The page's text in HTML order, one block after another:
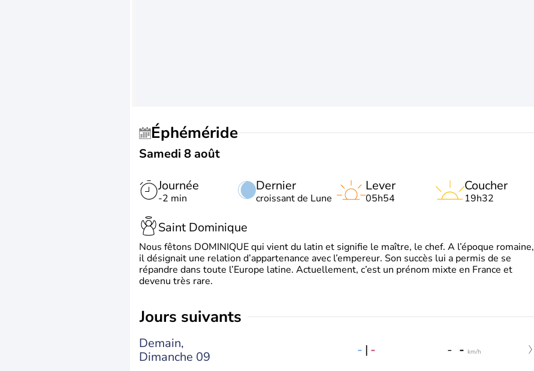
Éphéméride
Samedi 8 août
Journée
-2 min
Dernier
croissant de Lune
Lever
05h54
Coucher
19h32
Saint Dominique
Nous fêtons DOMINIQUE qui vient du latin et signifie le maître, le chef. A l’époque romaine,
il désignait une relation d’appartenance avec l’empereur. Son succès lui a permis de se
répandre dans toute l’Europe latine. Actuellement, c’est un prénom mixte en France et
devenu très rare.
jours suivants
Demain,
Dimanche 09
- | - - - km/h